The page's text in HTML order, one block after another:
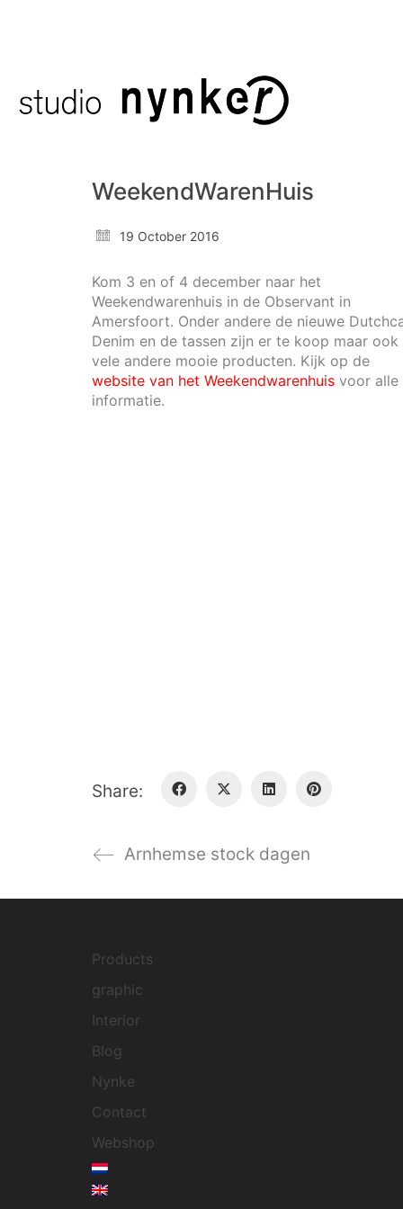
WeekendWarenHuis
19 October 2016
Kom 3 en of 4 december naar het
Weekendwarenhuis in de Observant in
Amersfoort. Onder andere de nieuwe
Denim en de tassen zijn er te koop maar ook
vele andere mooie producten. Kijk op de
website van het Weekendwarenhuis voor alle
informatie.
Share:
Arnhemse stock dagen
Products
graphic
Interior
Blog
Nynke
Contact
Webshop